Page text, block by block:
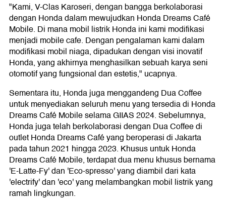
"Kami, V-Clas Karoseri, dengan bangga berkolaborasi
dengan Honda dalam mewujudkan Honda Dreams Café
Mobile. Di mana mobil listrik Honda ini kami modifikasi
menjadi mobile cafe. Dengan pengalaman kami dalam
modifikasi mobil niaga, dipadukan dengan visi inovatif
Honda, yang akhirnya menghasilkan sebuah karya seni
otomotif yang fungsional dan estetis," ucapnya.
Sementara itu, Honda juga menggandeng Dua Coffee
untuk menyediakan seluruh menu yang tersedia di Honda
Dreams Café Mobile selama GIIAS 2024. Sebelumnya,
Honda juga telah berkolaborasi dengan Dua Coffee di
outlet Honda Dreams Café yang beroperasi di Jakarta
pada tahun 2021 hingga 2023. Khusus untuk Honda
Dreams Café Mobile, terdapat dua menu khusus bernama
'E-Latte-Fy' dan 'Eco-spresso' yang diambil dari kata
'electrify' dan 'eco' yang melambangkan mobil listrik yang
ramah lingkungan.